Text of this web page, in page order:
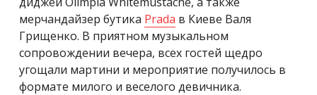
мерчандайзер бутика Prada в Киеве Валя
Грищенко. В приятном музыкальном
сопровождении вечера, всех гостей щедро
угощали мартини и мероприятие получилось в
формате милого и веселого девичника.